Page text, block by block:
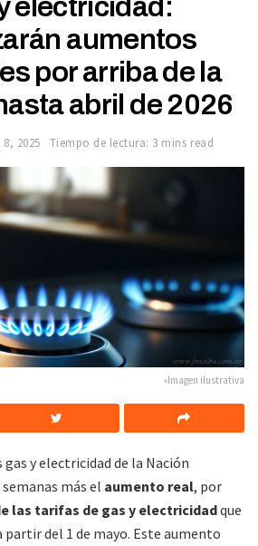
electricidad:
aumentos
por arriba de la
abril de 2026
2025 Tiempo de lectura: 3 mins read
»Imagen ilustrativa
y electricidad de la Nación
más el aumento real, por
las tarifas de gas y electricidadque
del 1 de mayo. Este aumento